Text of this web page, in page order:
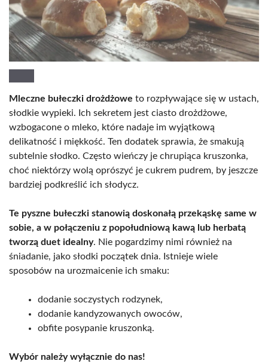
Mleczne bułeczki drożdżowe to rozpływające się w ustach,
słodkie wypieki. Ich sekretem jest ciasto drożdżowe,
wzbogacone o mleko, które nadaje im wyjątkową
delikatność i miękkość. Ten dodatek sprawia, że smakują
subtelnie słodko. Często wieńczy je chrupiąca kruszonka,
choć niektórzy wolą oprószyć je cukrem pudrem, by jeszcze
bardziej podkreślić ich słodycz.
Te pyszne bułeczki stanowią doskonałą przekąskę same w
sobie, a w połączeniu z popołudniową kawą lub herbatą
tworzą duet idealny. Nie pogardzimy nimi również na
śniadanie, jako słodki początek dnia. Istnieje wiele
sposobów na urozmaicenie ich smaku:
dodanie soczystych rodzynek,
dodanie kandyzowanych owoców,
obfite posypanie kruszonką.
Wybór należy wyłącznie do nas!